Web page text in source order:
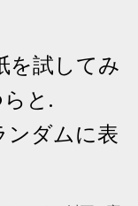
を試してみ
と.
ンダムに表